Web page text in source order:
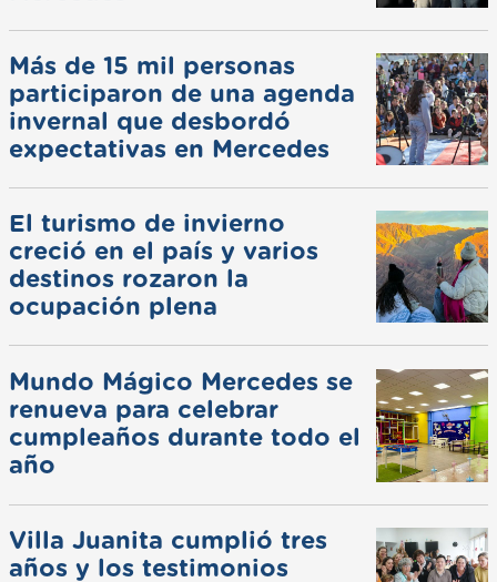
Más de 15 mil personas
participaron de una agenda
invernal que desbordó
expectativas en Mercedes
El turismo de invierno
creció en el país y varios
destinos rozaron la
ocupación plena
Mundo Mágico Mercedes se
renueva para celebrar
cumpleaños durante todo el
año
Villa Juanita cumplió tres
años y los testimonios